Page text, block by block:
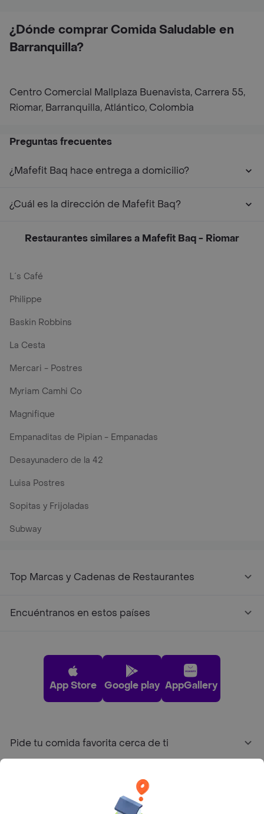
¿Dónde comprar Comida Saludable en
Barranquilla?
Centro Comercial Mallplaza Buenavista, Carrera 55,
Riomar, Barranquilla, Atlántico, Colombia
Preguntas frecuentes
¿Mafefit Baq hace entrega a domicilio?
¿Cuál es la dirección de Mafefit Baq?
Restaurantes similares a Mafefit Baq - Riomar
L´s Café
Philippe
Baskin Robbins
La Cesta
Mercari - Postres
Myriam Camhi Co
Magnifique
Empanaditas de Pipian - Empanadas
Desayunadero de la 42
Luisa Postres
Sopitas y Frijoladas
Subway
Top Marcas y Cadenas de Restaurantes
Encuéntranos en estos países
App Store Google play AppGallery
Pide tu comida favorita cerca de ti